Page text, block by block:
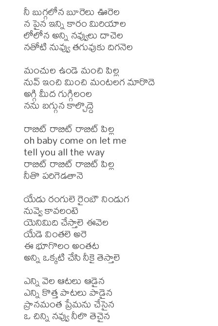
నీ బుగ్గలోన బూరెలు ఊరెల
న పైన ఇన్ని కారం మిరియాల
లోలోన అన్ని నవ్వులు దాచెల
నతోటి నువ్వు తగువుకు దిగనెల
మంచుల ఉండె మంచి పిల్ల
నువ్ ఇంచి మించి మంటలగ మారొదె
అగ్గి మీద గుగ్గిలంల
నను బగ్గున కాల్చొద్దె
రాబిట్ రాబిట్ రాబిట్ పిల్ల
oh baby come on let me
tell you all the way
రాబిట్ రాబిట్ రాబిట్ పిల్ల
నీతొ పరిగెడతానె
యేడు రంగులె రైంబౌ నిండుగ
నువ్వె కావలంటె
యెనిమిది చేస్తాలె ఈవెల
యేడె వింతలె అరె
ఈ భూగొలం అంతట
అన్ని ఒక్కటి చేసి నీకై తెస్తాలె
ఎన్ని వెల ఆటలు ఆడైన
ఎన్ని కొత్త పాటలు పాడైన
ప్రానమంత ప్రేమను చేసైన
ఒ చిన్ని నవ్వు నీలొ తెచైన